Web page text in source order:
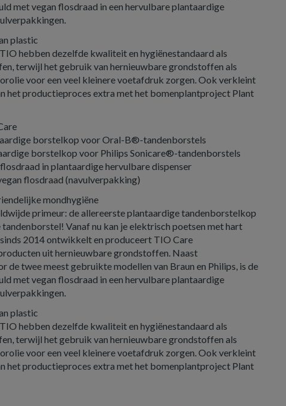
met vegan flosdraad in een hervulbare plantaardige
plastic
hebben dezelfde kwaliteit en hygiënestandaard als
terwijl het gebruik van hernieuwbare grondstoffen als
voor een veel kleinere voetafdruk zorgen. Ook verkleint
het productieproces extra met het bomenplantproject Plant
borstelkop voor Oral-B®-tandenborstels
borstelkop voor Philips Sonicare®-tandenborstels
in plantaardige hervulbare dispenser
flosdraad (navulverpakking)
mondhygiëne
primeur: de allereerste plantaardige tandenborstelkop
Vanaf nu kan je elektrisch poetsen met hart
2014 ontwikkelt en produceert TIO Care
uit hernieuwbare grondstoffen. Naast
de twee meest gebruikte modellen van Braun en Philips, is de
met vegan flosdraad in een hervulbare plantaardige
plastic
hebben dezelfde kwaliteit en hygiënestandaard als
terwijl het gebruik van hernieuwbare grondstoffen als
voor een veel kleinere voetafdruk zorgen. Ook verkleint
het productieproces extra met het bomenplantproject Plant